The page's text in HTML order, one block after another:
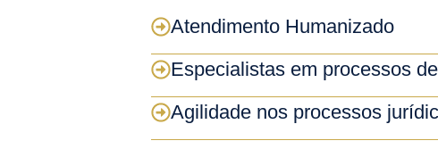
Atendimento Humanizado
Especialistas em processos
Agilidade nos processos